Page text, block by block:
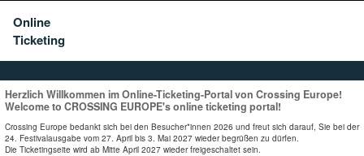
Online
Ticketing
Herzlich Willkommen im Online-Ticketing-Portal von Crossing Europe!
Welcome to CROSSING EUROPE's online ticketing portal!
Crossing Europe bedankt sich bei den Besucher*innen 2026 und freut sich darauf, Sie bei der
24. Festivalausgabe vom 27. April bis 3. Mai 2027 wieder begrüßen zu dürfen.
Die Ticketingseite wird ab Mitte April 2027 wieder freigeschaltet sein.